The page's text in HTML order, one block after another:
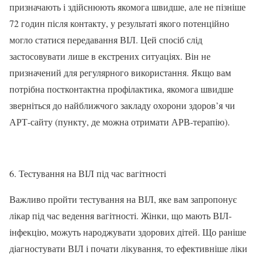
призначають і здійснюють якомога швидше, але не пізніше
72 годин після контакту, у результаті якого потенційно
могло статися передавання ВІЛ. Цей спосіб слід
застосовувати лише в екстрених ситуаціях. Він не
призначений для регулярного використання. Якщо вам
потрібна постконтактна профілактика, якомога швидше
зверніться до найближчого закладу охорони здоров’я чи
АРТ-сайту (пункту, де можна отримати АРВ-терапію).
6. Тестування на ВІЛ під час вагітності
Важливо пройти тестування на ВІЛ, яке вам запропонує
лікар під час ведення вагітності. Жінки, що мають ВІЛ-
інфекцію, можуть народжувати здорових дітей. Що раніше
діагностувати ВІЛ і почати лікування, то ефективніше ліки